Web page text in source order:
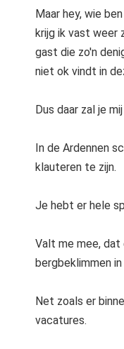
Maar hey, wie
krijg ik vast weer
gast die zo'n
niet ok vindt in
Dus daar zal je
In de Ardennen
klauteren te zijn.
Je hebt er hele
Valt me mee, dat
bergbeklimmen
Net zoals er
vacatures.